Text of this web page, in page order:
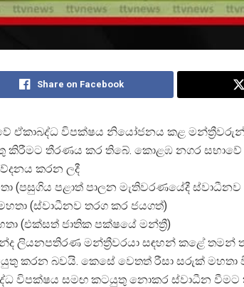
Share on Facebook
ඒකාබද්ධ විපක්ෂය නියෝජනය කළ මන්ත්
තීරණය කර තිබේ. කොළඹ නගර සභාවේ
කරන ලදී
(පසුගිය පළාත් පාලන මැතිවරණයේදී ස්වාධීනව
(ස්වාධීනව තරග කර ජයගත්)
(එක්සත් ජාතික පක්ෂයේ මන්ත්රී)
ලියනපතිරණ මන්ත්රීවරයා සඳහන් කළේ තමන්
කරන බවයි. කෙසේ වෙතත් රීසා සරුක්
විපක්ෂය සමඟ කටයුතු නොකර ස්වාධීන වීමට